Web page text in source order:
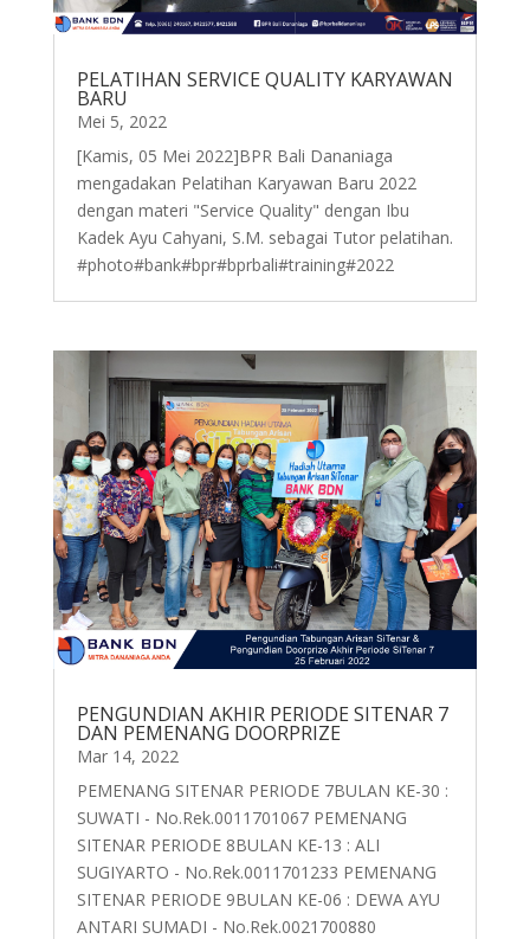
PELATIHAN SERVICE QUALITY KARYAWAN
BARU
Mei 5, 2022
[Kamis, 05 Mei 2022]BPR Bali Dananiaga
mengadakan Pelatihan Karyawan Baru 2022
dengan materi "Service Quality" dengan Ibu
Kadek Ayu Cahyani, S.M. sebagai Tutor pelatihan.
#photo#bank#bpr#bprbali#training#2022
PENGUNDIAN AKHIR PERIODE SITENAR 7
DAN PEMENANG DOORPRIZE
Mar 14, 2022
PEMENANG SITENAR PERIODE 7BULAN KE-30 :
SUWATI - No.Rek.0011701067 PEMENANG
SITENAR PERIODE 8BULAN KE-13 : ALI
SUGIYARTO - No.Rek.0011701233 PEMENANG
SITENAR PERIODE 9BULAN KE-06 : DEWA AYU
ANTARI SUMADI - No.Rek.0021700880